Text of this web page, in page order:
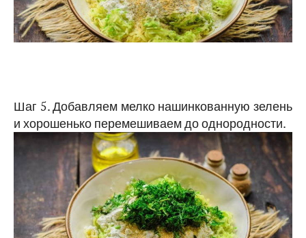
Шаг 5. Добавляем мелко нашинкованную зелень
и хорошенько перемешиваем до однородности.